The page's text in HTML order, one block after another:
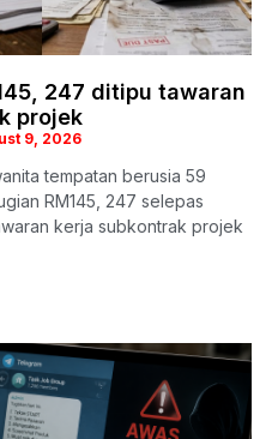
247 ditipu tawaran
projek
9, 2026
tempatan berusia 59
RM145, 247 selepas
kerja subkontrak projek